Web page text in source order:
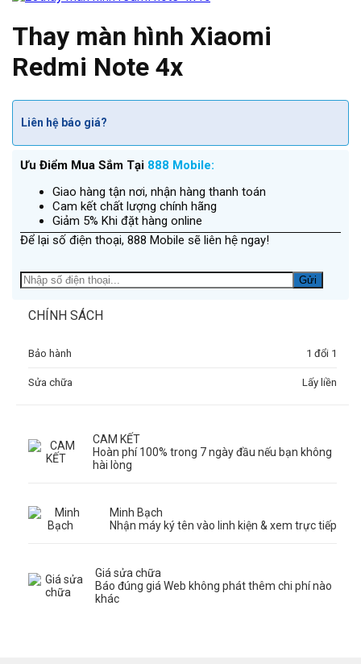
Thay màn hình Xiaomi
Redmi Note 4x
Liên hệ báo giá?
Ưu Điểm Mua Sắm Tại 888 Mobile:
Giao hàng tận nơi, nhận hàng thanh toán
Cam kết chất lượng chính hãng
Giảm 5% Khi đặt hàng online
Để lại số điện thoại, 888 Mobile sẽ liên hệ ngay!
CHÍNH SÁCH
Bảo hành 1 đổi 1
Sửa chữa Lấy liền
CAM KẾT
Hoàn phí 100% trong 7 ngày đầu nếu bạn không
hài lòng
Minh Bạch
Nhận máy ký tên vào linh kiện & xem trực tiếp
Giá sửa chữa
Báo đúng giá Web không phát thêm chi phí nào
khác